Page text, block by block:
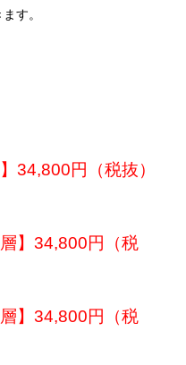
す。
34,800円（税抜）
】34,800円（税
】34,800円（税